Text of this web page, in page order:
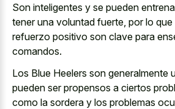
Son inteligentes y se pueden
tener una voluntad fuerte, por lo
refuerzo positivo son clave para
comandos.
Los Blue Heelers son generalmente
pueden ser propensos a ciertos
como la sordera y los problemas